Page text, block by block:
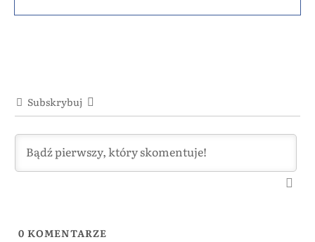
Subskrybuj
0 KOMENTARZE